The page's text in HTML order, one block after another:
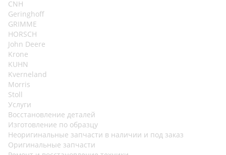
CNH
Geringhoff
GRIMME
HORSCH
John Deere
Krone
KUHN
Kverneland
Morris
Stoll
Услуги
Восстановление деталей
Изготовление по образцу
Неоригинальные запчасти в наличии и под заказ
Оригинальные запчасти